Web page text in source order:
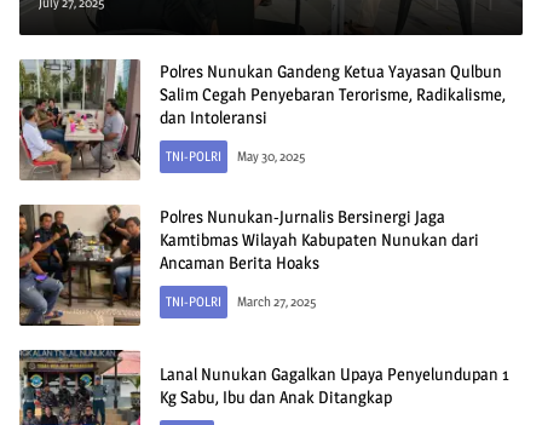
Polres Nunukan Gandeng Ketua Yayasan Qulbun
Salim Cegah Penyebaran Terorisme, Radikalisme,
dan Intoleransi
TNI-POLRI May 30, 2025
Polres Nunukan-Jurnalis Bersinergi Jaga
Kamtibmas Wilayah Kabupaten Nunukan dari
Ancaman Berita Hoaks
TNI-POLRI March 27, 2025
Lanal Nunukan Gagalkan Upaya Penyelundupan 1
Kg Sabu, Ibu dan Anak Ditangkap